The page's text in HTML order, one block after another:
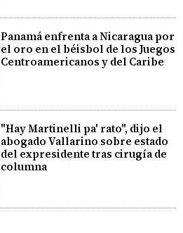
Panamá enfrenta a Nicaragua por
el oro en el béisbol de los Juegos
Centroamericanos y del Caribe
"Hay Martinelli pa' rato", dijo el
abogado Vallarino sobre estado
del expresidente tras cirugía de
columna